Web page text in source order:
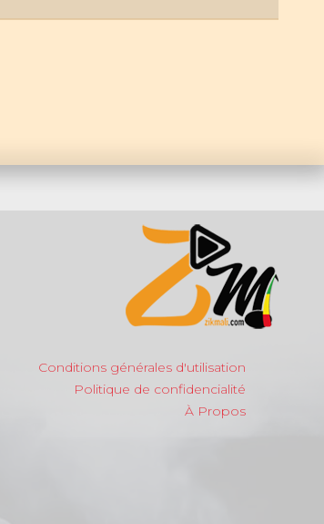
Conditions générales d'utilisation
Politique de confidencialité
À Propos